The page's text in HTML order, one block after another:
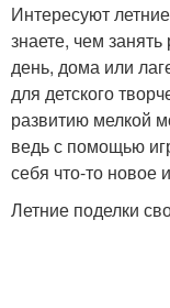
Интересуют
знаете, чем
день, дома или
для детского
развитию мелкой
ведь с помощью
себя что-то новое
Летние поделки